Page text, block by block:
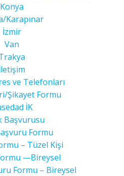
Konya
Karapınar
İzmir
Van
ve Telefonları
Şikayet Formu
İK
Başvurusu
Formu
– Tüzel Kişi
—Bireysel
Formu – Bireysel